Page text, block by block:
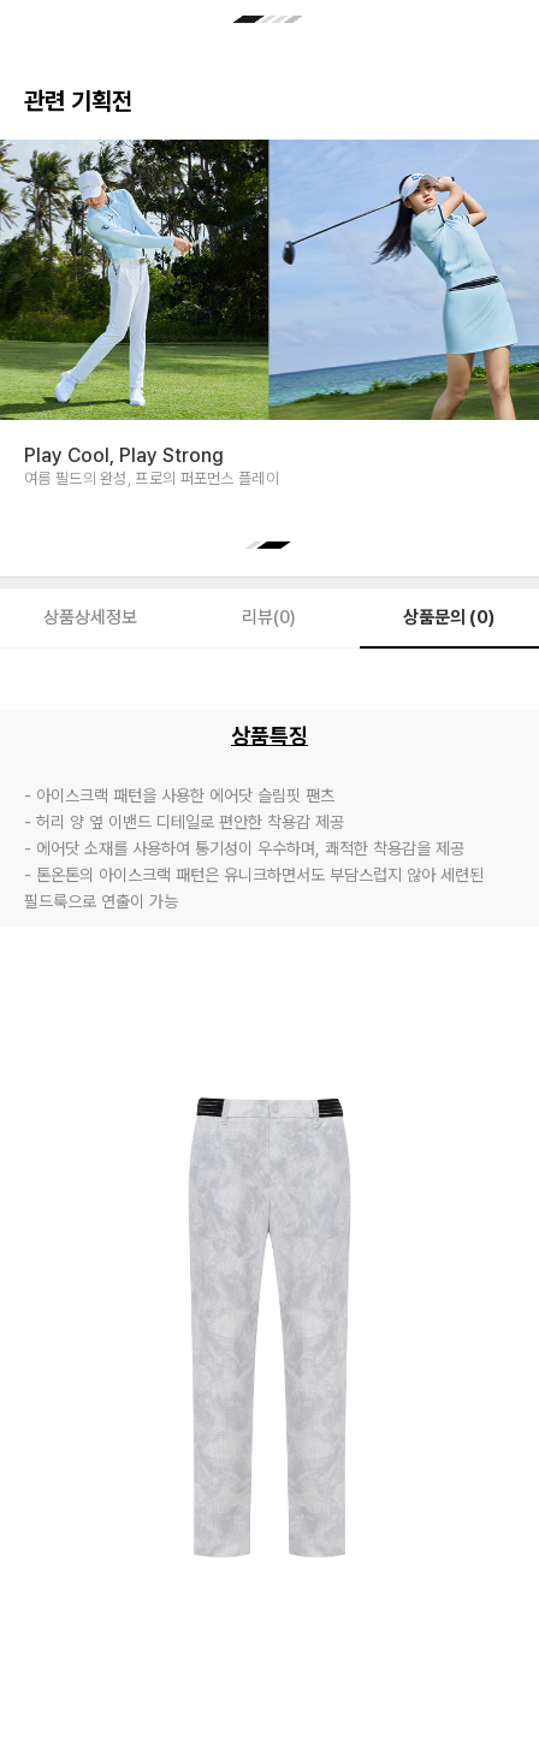
관련 기획전
날씨 맞춤 솔루션, SUMMER GOLF MAP
여름 극복 기능성 TPO 큐레이션
상품상세정보 리뷰(0) 상품문의 (0)
상품특징
- 아이스크랙 패턴을 사용한 에어닷 슬림핏 팬츠
- 허리 양 옆 이밴드 디테일로 편안한 착용감 제공
- 에어닷 소재를 사용하여 통기성이 우수하며, 쾌적한 착용감을 제공
- 톤온톤의 아이스크랙 패턴은 유니크하면서도 부담스럽지 않아 세련된
필드룩으로 연출이 가능